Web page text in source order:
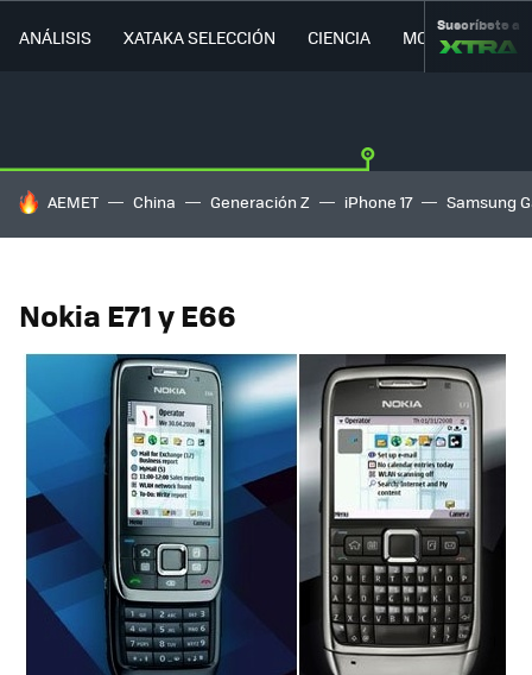
ANÁLISIS XATAKA SELECCIÓN CIENCIA MOVILIDAD
Suscríbete a
HOY SE HABLA DE
AEMET China Generación Z iPhone 17 Samsung
Nokia E71 y E66